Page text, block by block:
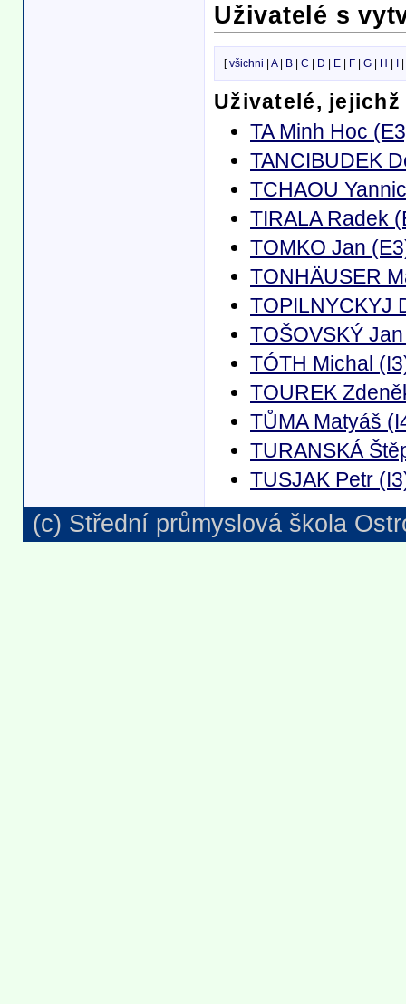
Uživatelé s
[všichni A| B C D E F G H
Uživatelé,
TA Minh Hoc
TANCIBUDEK
TCHAOU
TIRALA Radek
TOMKO Jan
TONHÄUSER
TOPILNYCKYJ
TOŠOVSKÝ
TÓTH Michal
TOUREK
TŮMA Matyáš
TURANSKÁ
TUSJAK Petr
(c) Střední průmyslová škola